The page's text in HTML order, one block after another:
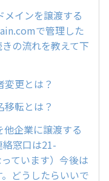
インを譲渡する
で管理した
の流れを教えて下
更とは？
転とは？
企業に譲渡する
窓口は21-
ています）今後は
どうしたらいいで